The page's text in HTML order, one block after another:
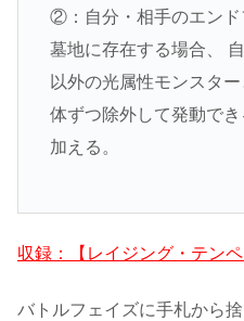
②：自分・相手のエンド
墓地に存在する場合、
以外の光属性モンスタ
体ずつ除外して発動で
加える。
収録：【レイジング・テンペ
バトルフェイズに手札から